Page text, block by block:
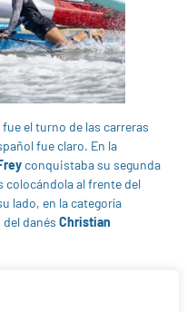
el turno de las carreras
fue claro. En la
conquistaba su segunda
al frente del
lado, en la categoría
danés Christian